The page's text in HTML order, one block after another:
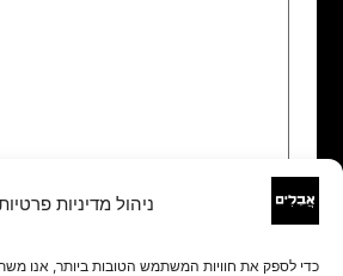
ניהול מדיניות
כדי לספק את חוויות המשתמש הטובות ביותר, אנו
שם